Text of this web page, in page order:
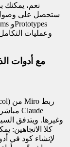
كلا الاتجاهين:
لإنشاء كود في